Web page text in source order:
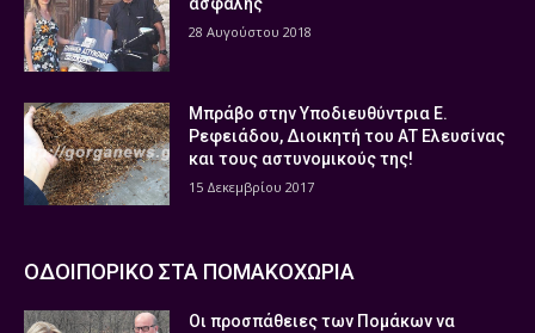
28 Αυγούστου 2018
Μπράβο στην Υποδιευθύντρια Ε.
Ρεφειάδου, Διοικητή του ΑΤ Ελευσίνας
και τους αστυνομικούς της!
15 Δεκεμβρίου 2017
ΟΔΟΙΠΟΡΙΚΟ ΣΤΑ ΠΟΜΑΚΟΧΩΡΙΑ
Οι προσπάθειες των Πομάκων να